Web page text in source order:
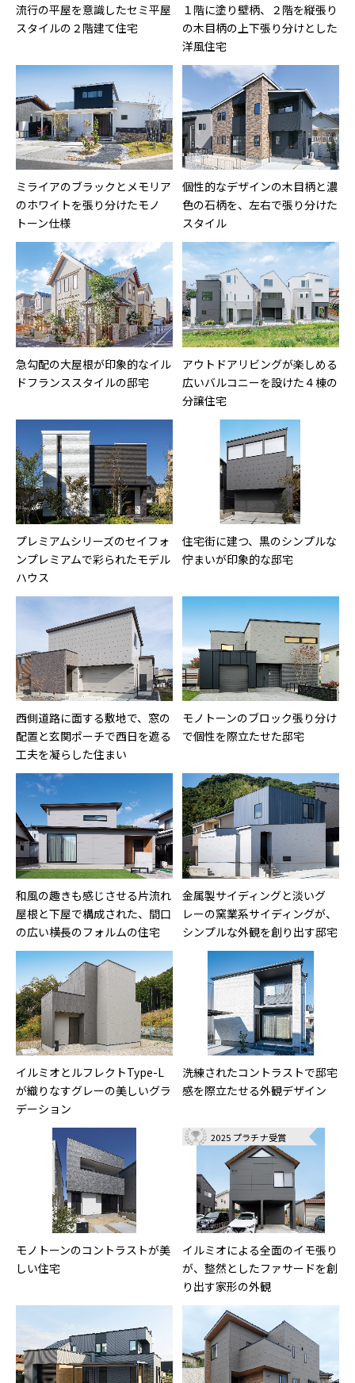
流行の平屋を意識したセミ平屋
スタイルの２階建て住宅
１階に塗り壁柄、２階を縦張り
の木目柄の上下張り分けとした
洋風住宅
ミライアのブラックとメモリア
のホワイトを張り分けたモノ
トーン仕様
個性的なデザインの木目柄と濃
色の石柄を、左右で張り分けた
スタイル
急勾配の大屋根が印象的なイル
ドフランススタイルの邸宅
アウトドアリビングが楽しめる
広いバルコニーを設けた４棟の
分譲住宅
プレミアムシリーズのセイフォ
ンプレミアムで彩られたモデル
ハウス
住宅街に建つ、黒のシンプルな
佇まいが印象的な邸宅
西側道路に面する敷地で、窓の
配置と玄関ポーチで西日を遮る
工夫を凝らした住まい
モノトーンのブロック張り分け
で個性を際立たせた邸宅
和風の趣きも感じさせる片流れ
屋根と下屋で構成された、間口
の広い横長のフォルムの住宅
金属製サイディングと淡いグ
レーの窯業系サイディングが、
シンプルな外観を創り出す邸宅
イルミオとルフレクトType-L
が織りなすグレーの美しいグラ
デーション
洗練されたコントラストで邸宅
感を際立たせる外観デザイン
モノトーンのコントラストが美
しい住宅
2025 プラチナ受賞
イルミオによる全面のイモ張り
が、整然としたファサードを創
り出す家形の外観